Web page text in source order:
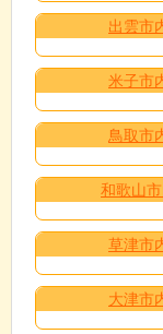
出雲市
米子市
鳥取市
和歌山
草津市
大津市